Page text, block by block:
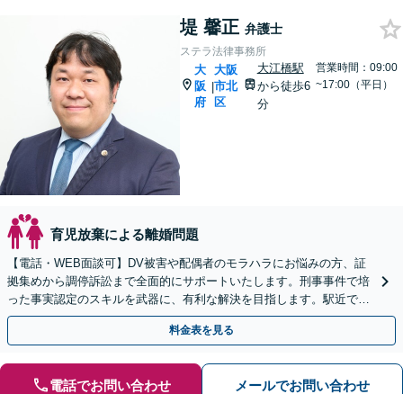
堤 馨正 弁護士
ステラ法律事務所
大
阪
府
|
大阪
市北
区
大江橋駅
から徒歩6
分
営業時間：09:00
~17:00（平日）
育児放棄による離婚問題
【電話・WEB面談可】DV被害や配偶者のモラハラにお悩みの方、証
拠集めから調停訴訟まで全面的にサポートいたします。刑事事件で培
った事実認定のスキルを武器に、有利な解決を目指します。駅近でア
クセスも良好、新たな人生に向けた第一歩を応援します。
料金表を見る
電話でお問い合わせ メールでお問い合わせ